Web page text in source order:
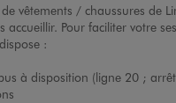
vêtements / chaussures de
accueillir. Pour faciliter votre
:
à disposition (ligne 20 ; arrêt